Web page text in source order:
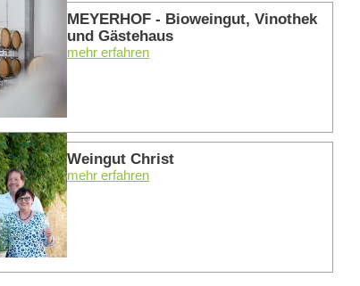
MEYERHOF - Bioweingut, Vinothek
und Gästehaus
mehr erfahren
Weingut Christ
mehr erfahren